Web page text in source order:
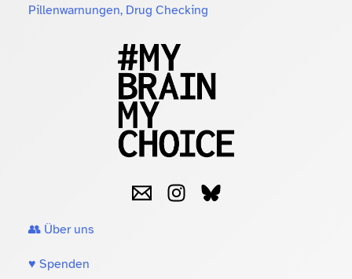
Pillenwarnungen, Drug Checking
👥 Über uns
♥️ Spenden